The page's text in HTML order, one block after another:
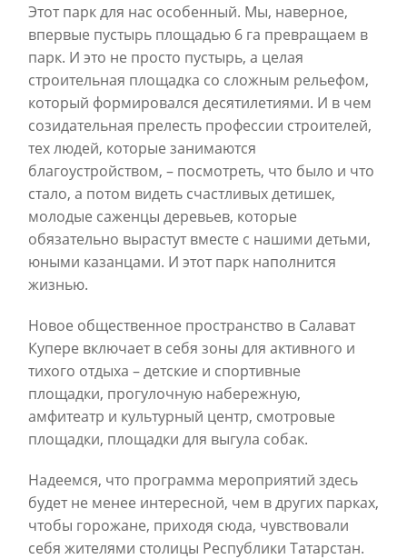
Этот парк для нас особенный. Мы, наверное,
впервые пустырь площадью 6 га превращаем в
парк. И это не просто пустырь, а целая
строительная площадка со сложным рельефом,
который формировался десятилетиями. И в чем
созидательная прелесть профессии строителей,
тех людей, которые занимаются
благоустройством, – посмотреть, что было и что
стало, а потом видеть счастливых детишек,
молодые саженцы деревьев, которые
обязательно вырастут вместе с нашими детьми,
юными казанцами. И этот парк наполнится
жизнью.
Новое общественное пространство в Салават
Купере включает в себя зоны для активного и
тихого отдыха – детские и спортивные
площадки, прогулочную набережную,
амфитеатр и культурный центр, смотровые
площадки, площадки для выгула собак.
Надеемся, что программа мероприятий здесь
будет не менее интересной, чем в других парках,
чтобы горожане, приходя сюда, чувствовали
себя жителями столицы Республики Татарстан.